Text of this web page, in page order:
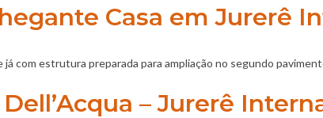
Casa em Jurerê
já com estrutura preparada para ampliação no segundo
– Jurerê